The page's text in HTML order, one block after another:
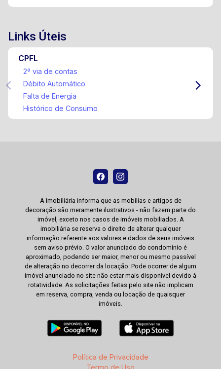
Links Úteis
CPFL
2ª via de contas
Débito Automático
Falta de Energia
Histórico de Consumo
A Imobiliária informa que as mobílias e artigos de
decoração são meramente ilustrativos - não fazem parte do
imóvel, exceto nos casos de imóveis mobiliados. A
imobiliária se reserva o direito de alterar qualquer
informação referente aos valores e dados de seus imóveis
sem aviso prévio. O valor anunciado do condomínio é
aproximado, podendo ser maior, menor ou mesmo passível
de alteração no decorrer da locação. Pode ocorrer de algum
imóvel anunciado no site não estar mais disponível devido à
rotatividade. As solicitações feitas pelo site não implicam
em reserva, compra, venda ou locação de quaisquer
imóveis.
Política de Privacidade
Termo de Uso